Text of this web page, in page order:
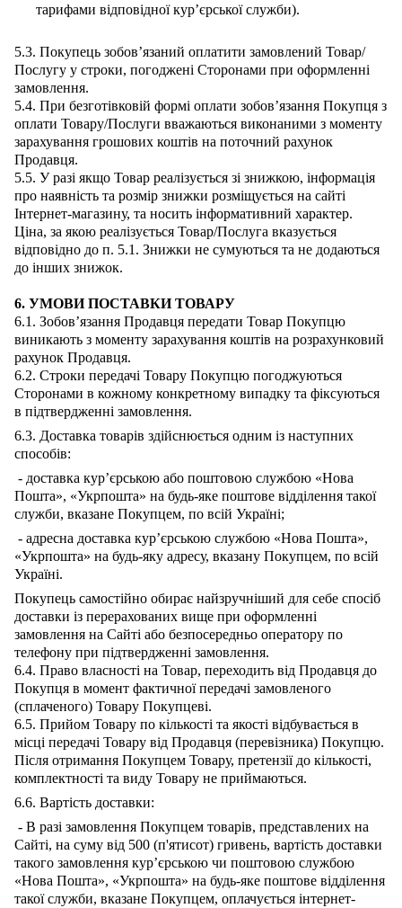
тарифами відповідної кур’єрської служби).
5.3. Покупець зобов’язаний оплатити замовлений Товар/
Послугу у строки, погоджені Сторонами при оформленні
замовлення.
5.4. При безготівковій формі оплати зобов’язання Покупця з
оплати Товару/Послуги вважаються виконаними з моменту
зарахування грошових коштів на поточний рахунок
Продавця.
5.5. У разі якщо Товар реалізується зі знижкою, інформація
про наявність та розмір знижки розміщується на сайті
Інтернет-магазину, та носить інформативний характер.
Ціна, за якою реалізується Товар/Послуга вказується
відповідно до п. 5.1. Знижки не сумуються та не додаються
до інших знижок.
6. УМОВИ ПОСТАВКИ ТОВАРУ
6.1. Зобов’язання Продавця передати Товар Покупцю
виникають з моменту зарахування коштів на розрахунковий
рахунок Продавця.
6.2. Строки передачі Товару Покупцю погоджуються
Сторонами в кожному конкретному випадку та фіксуються
в підтвердженні замовлення.
6.3. Доставка товарів здійснюється одним із наступних
способів:
- доставка кур’єрською або поштовою службою «Нова
Пошта», «Укрпошта» на будь-яке поштове відділення такої
служби, вказане Покупцем, по всій Україні;
- адресна доставка кур’єрською службою «Нова Пошта»,
«Укрпошта» на будь-яку адресу, вказану Покупцем, по всій
Україні.
Покупець самостійно обирає найзручніший для себе спосіб
доставки із перерахованих вище при оформленні
замовлення на Сайті або безпосередньо оператору по
телефону при підтвердженні замовлення.
6.4. Право власності на Товар, переходить від Продавця до
Покупця в момент фактичної передачі замовленого
(сплаченого) Товару Покупцеві.
6.5. Прийом Товару по кількості та якості відбувається в
місці передачі Товару від Продавця (перевізника) Покупцю.
Після отримання Покупцем Товару, претензії до кількості,
комплектності та виду Товару не приймаються.
6.6. Вартість доставки:
- В разі замовлення Покупцем товарів, представлених на
Сайті, на суму від 500 (п'ятисот) гривень, вартість доставки
такого замовлення кур’єрською чи поштовою службою
«Нова Пошта», «Укрпошта» на будь-яке поштове відділення
такої служби, вказане Покупцем, оплачується інтернет-